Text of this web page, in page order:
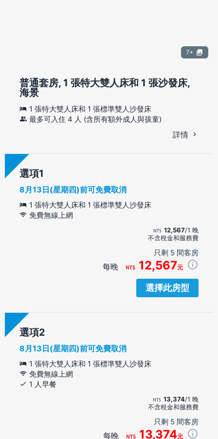
7+
普通套房, 1 張特大雙人床和 1 張沙發床,
海景
1 張特大雙人床和 1 張標準雙人沙發床
最多可入住 4 人 (含所有額外成人與孩童)
詳情
選項
8月13日(星期四)前可免費取消
1 張特大雙人床和 1 張標準雙人沙發床
免費無線上網
12,567/1 晚
不含稅金和服務費
只剩 5 間客房
每晚 12,567元
選擇此房型
選項
8月13日(星期四)前可免費取消
1 張特大雙人床和 1 張標準雙人沙發床
免費無線上網
1 人早餐
13,374/1 晚
不含稅金和服務費
只剩 5 間客房
每晚 13,374元